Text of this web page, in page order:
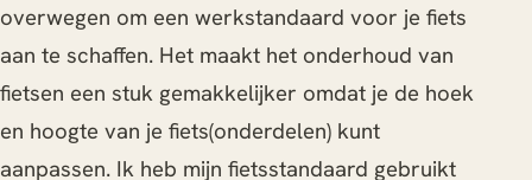
overwegen om een werkstandaard voor je fiets
aan te schaffen. Het maakt het onderhoud van
fietsen een stuk gemakkelijker omdat je de hoek
en hoogte van je fiets(onderdelen) kunt
aanpassen. Ik heb mijn fietsstandaard gebruikt